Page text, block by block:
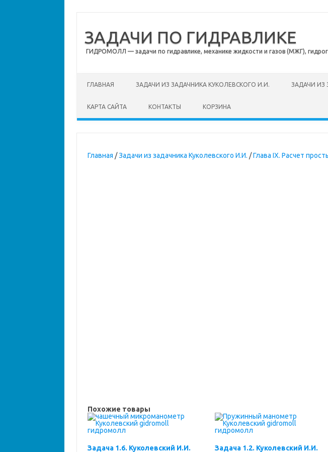
ЗАДАЧИ ПО ГИДРАВЛИКЕ
ГИДРОМОЛЛ — задачи по гидравлике, механике жидкости и газов (МЖГ),
ГЛАВНАЯ ЗАДАЧИ ИЗ ЗАДАЧНИКА КУКОЛЕВСКОГО И.И. ЗАДАЧИ ИЗ
КАРТА САЙТА КОНТАКТЫ КОРЗИНА
Главная /Задачи из задачника Куколевского И.И. /Глава IX. Расчет
Похожие товары
Задача 1.6. Куколевский И.И. Задача 1.2. Куколевский И.И.